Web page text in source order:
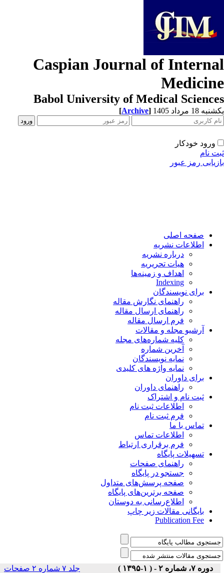
Caspian Journal of
Babol University of Medical
18 مرداد 1405 [Archive]
ورود خودکار
نام
رمز عبور
صفحه اصلی
اطلاعات نشریه
درباره نشریه
هیات تحریریه
اهداف و زمینه‌ها
Indexing
برای نویسندگان
راهنمای نگارش مقاله
راهنمای ارسال مقاله
فرم ارسال مقاله
آرشیو مجله و مقالات
کلیه شماره‌های مجله
آخرین شماره
نمایه نویسندگان
نمایه واژه های کلیدی
برای داوران
راهنمای داوران
ثبت نام و اشتراک
اطلاعات ثبت نام
فرم ثبت نام
تماس با ما
اطلاعات تماس
فرم برقراری ارتباط
تسهیلات پایگاه
راهنمای صفحات
جستجو در پایگاه
صفحه پرسش‌های متداول
صفحه برترین‌های پایگاه
اطلاع‌رسانی به دوستان
بایگانی مقالات زیر چاپ
Publication Fee
دوره ۷، شماره ۲ - ( ۱-۱۳۹۵ )
جلد ۷ شماره ۲ صفحات